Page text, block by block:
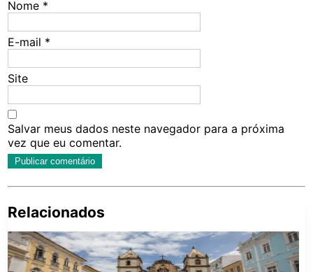
Nome *
E-mail *
Site
Salvar meus dados neste navegador para a próxima
vez que eu comentar.
Relacionados